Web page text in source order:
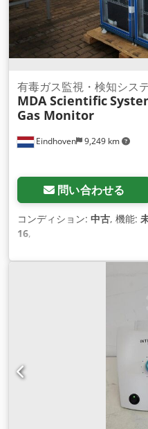
Eindhoven 9,249 km
有毒ガス監視・検知シス
MDA Scientific
Gas Monitor
問い合わせる
コンディション: 中古, 機能:
16,